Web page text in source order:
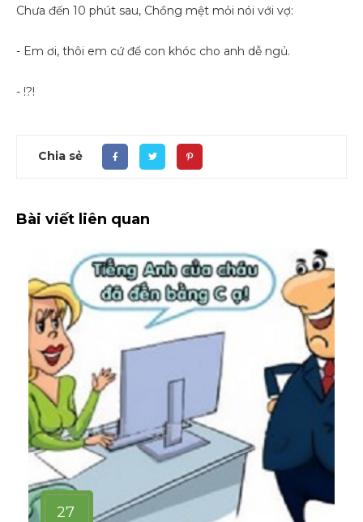
Chưa đến 10 phút sau, Chồng mệt mỏi nói với vợ:
- Em ơi, thôi em cứ để con khóc cho anh dễ ngủ.
- !?!
Chia sẻ
Bài viết liên quan
27